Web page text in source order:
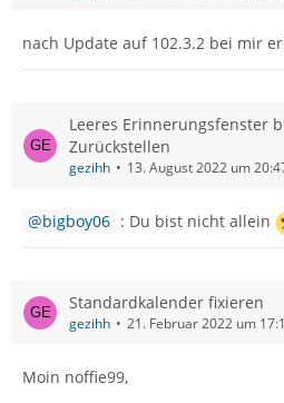
nach Update auf 102.3.2 bei mir
Leeres Erinnerungsfenster
Zurückstellen
gezihh 13. August 2022 um
bigboy06 : Du bist nicht allein
Standardkalender fixieren
gezihh 21. Februar 2022 um
Moin noffie99,